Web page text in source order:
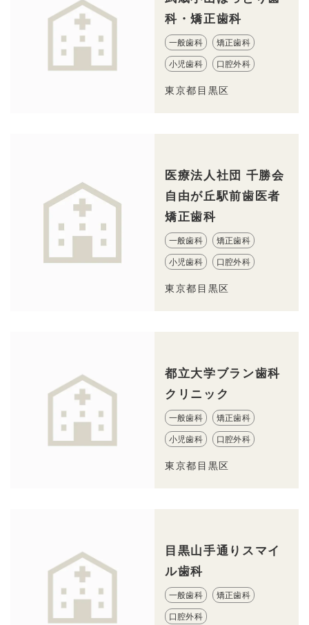
科・矯正歯科
一般歯科 矯正歯科
小児歯科 口腔外科
東京都目黒区
医療法人社団 千勝会
自由が丘駅前歯医者
矯正歯科
一般歯科 矯正歯科
小児歯科 口腔外科
東京都目黒区
都立大学ブラン歯科
クリニック
一般歯科 矯正歯科
小児歯科 口腔外科
東京都目黒区
目黒山手通りスマイ
ル歯科
一般歯科 矯正歯科
口腔外科